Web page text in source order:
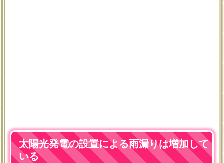
太陽光発電の設置による雨漏りは増加して
いる